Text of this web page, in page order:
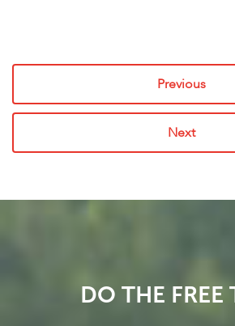
Previous
Next
DO THE FREE